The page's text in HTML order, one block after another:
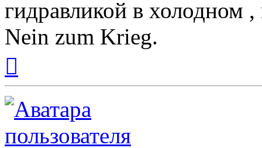
гидравликой в холодном ,
Nein zum Krieg.
началу